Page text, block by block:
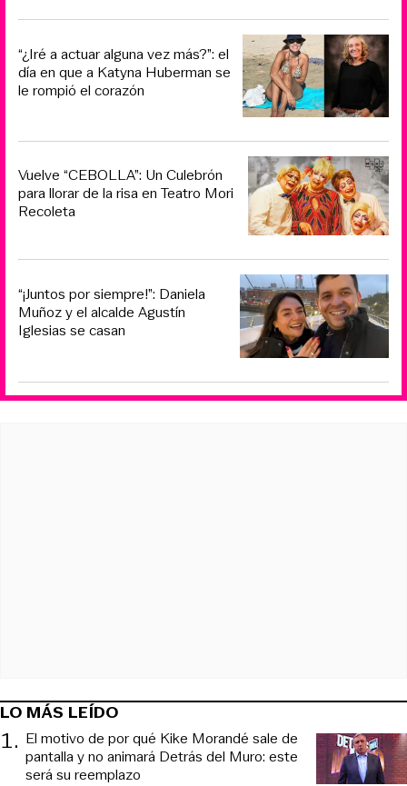
“¿Iré a actuar alguna vez más?”: el
día en que a Katyna Huberman se
le rompió el corazón
Vuelve “CEBOLLA”: Un Culebrón
para llorar de la risa en Teatro Mori
Recoleta
“¡Juntos por siempre!”: Daniela
Muñoz y el alcalde Agustín
Iglesias se casan
LO MÁS LEÍDO
1. El motivo de por qué Kike Morandé sale de
pantalla y no animará Detrás del Muro: este
será su reemplazo